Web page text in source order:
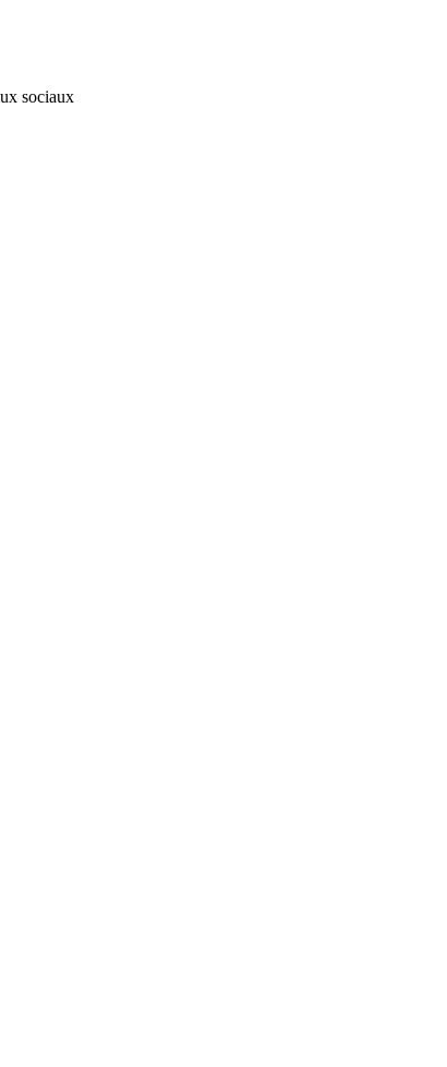
sociaux